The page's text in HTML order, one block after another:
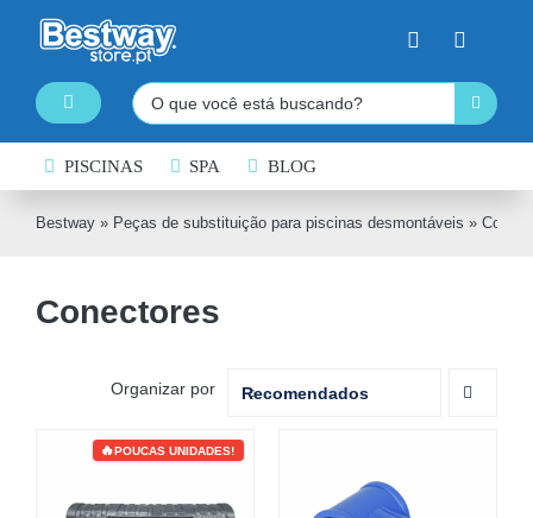
content
Toggle
PISCINAS DESMONTÁVEIS
SPA INSUFLÁVEL
CAIAQUES INSUFLÁVEIS
EQUIPAMENTO DE NATAÇÃO
COLCHÕES INSUFLÁVEIS
Pesquisar
PISCINAS SPA BLOG
Bestway» Peças de substituição para piscinas desmontáveis »
Conectores
Organizar por Recomendados
POUCAS UNIDADES!